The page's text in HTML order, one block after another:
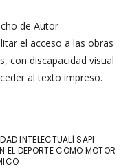
de Autor
el acceso a las obras
con discapacidad visual
al texto impreso.
INTELECTUAL| SAPI
EL DEPORTE COMO MOTOR